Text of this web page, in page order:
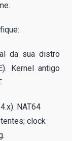
da sua distro
Kernel antigo
NAT64
clock